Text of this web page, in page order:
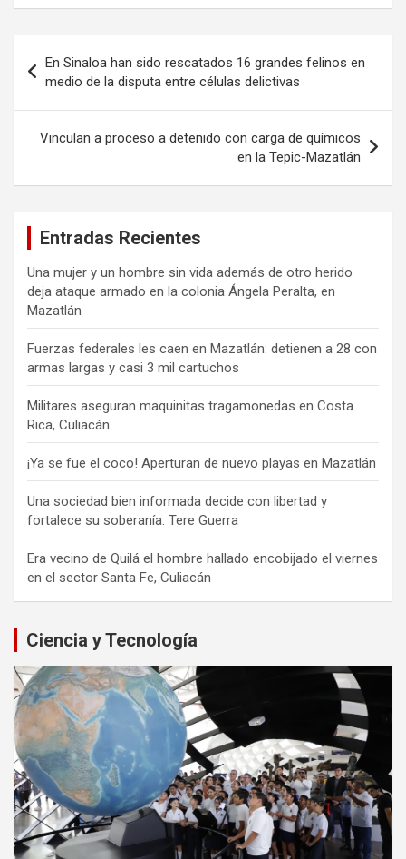
de
entradas
En Sinaloa han sido rescatados 16 grandes felinos en
medio de la disputa entre células delictivas
Vinculan a proceso a detenido con carga de químicos
en la Tepic-Mazatlán
Entradas Recientes
Una mujer y un hombre sin vida además de otro herido
deja ataque armado en la colonia Ángela Peralta, en
Mazatlán
Fuerzas federales les caen en Mazatlán: detienen a 28 con
armas largas y casi 3 mil cartuchos
Militares aseguran maquinitas tragamonedas en Costa
Rica, Culiacán
¡Ya se fue el coco! Aperturan de nuevo playas en Mazatlán
Una sociedad bien informada decide con libertad y
fortalece su soberanía: Tere Guerra
Era vecino de Quilá el hombre hallado encobijado el viernes
en el sector Santa Fe, Culiacán
Ciencia y Tecnología